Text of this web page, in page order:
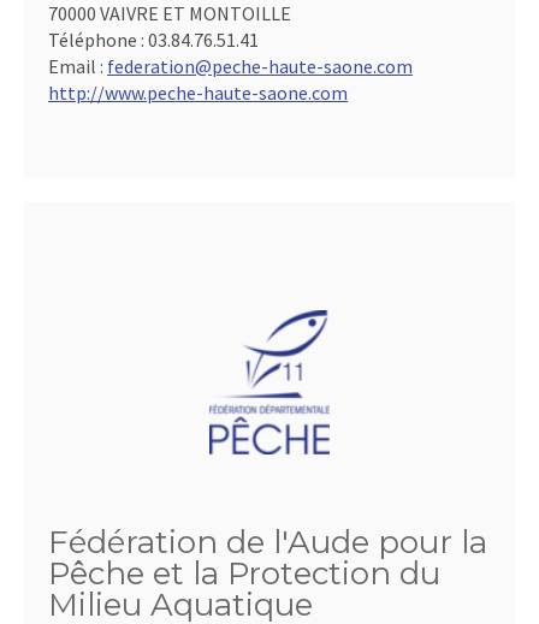
70000 VAIVRE ET MONTOILLE
Téléphone : 03.84.76.51.41
Email : federation@peche-haute-saone.com
http://www.peche-haute-saone.com
Fédération de l'Aude pour la
Pêche et la Protection du
Milieu Aquatique